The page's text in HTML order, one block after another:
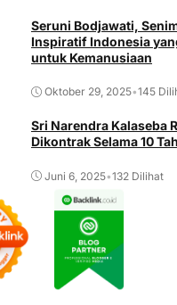
Seruni Bodjawati,
Inspiratif Indonesia
untuk Kemanusiaan
Oktober 29, 2025•145
Sri Narendra Kalaseba
Dikontrak Selama 10
Juni 6, 2025•132 Dilihat